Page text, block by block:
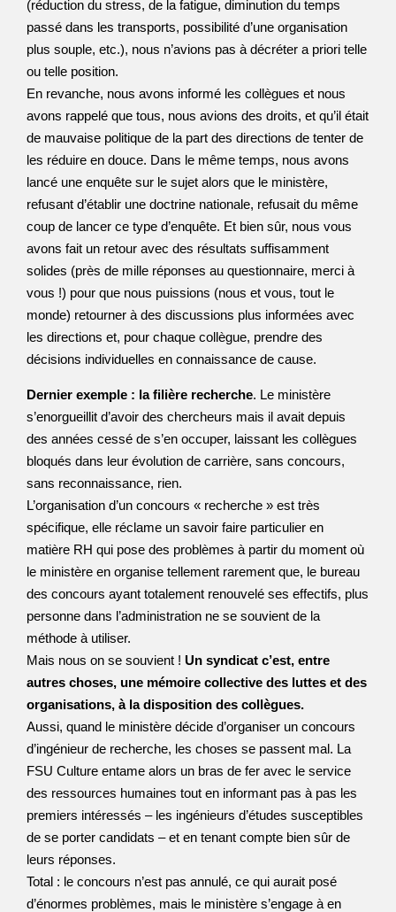
(réduction du stress, de la fatigue, diminution du temps
passé dans les transports, possibilité d’une organisation
plus souple, etc.), nous n’avions pas à décréter a priori telle
ou telle position.
En revanche, nous avons informé les collègues et nous
avons rappelé que tous, nous avions des droits, et qu’il était
de mauvaise politique de la part des directions de tenter de
les réduire en douce. Dans le même temps, nous avons
lancé une enquête sur le sujet alors que le ministère,
refusant d’établir une doctrine nationale, refusait du même
coup de lancer ce type d’enquête. Et bien sûr, nous vous
avons fait un retour avec des résultats suffisamment
solides (près de mille réponses au questionnaire, merci à
vous !) pour que nous puissions (nous et vous, tout le
monde) retourner à des discussions plus informées avec
les directions et, pour chaque collègue, prendre des
décisions individuelles en connaissance de cause.
Dernier exemple : la filière recherche. Le ministère
s’enorgueillit d’avoir des chercheurs mais il avait depuis
des années cessé de s’en occuper, laissant les collègues
bloqués dans leur évolution de carrière, sans concours,
sans reconnaissance, rien.
L’organisation d’un concours « recherche » est très
spécifique, elle réclame un savoir faire particulier en
matière RH qui pose des problèmes à partir du moment où
le ministère en organise tellement rarement que, le bureau
des concours ayant totalement renouvelé ses effectifs, plus
personne dans l’administration ne se souvient de la
méthode à utiliser.
Mais nous on se souvient ! Un syndicat c’est, entre
autres choses, une mémoire collective des luttes et des
organisations, à la disposition des collègues.
Aussi, quand le ministère décide d’organiser un concours
d’ingénieur de recherche, les choses se passent mal. La
FSU Culture entame alors un bras de fer avec le service
des ressources humaines tout en informant pas à pas les
premiers intéressés – les ingénieurs d’études susceptibles
de se porter candidats – et en tenant compte bien sûr de
leurs réponses.
Total : le concours n’est pas annulé, ce qui aurait posé
d’énormes problèmes, mais le ministère s’engage à en